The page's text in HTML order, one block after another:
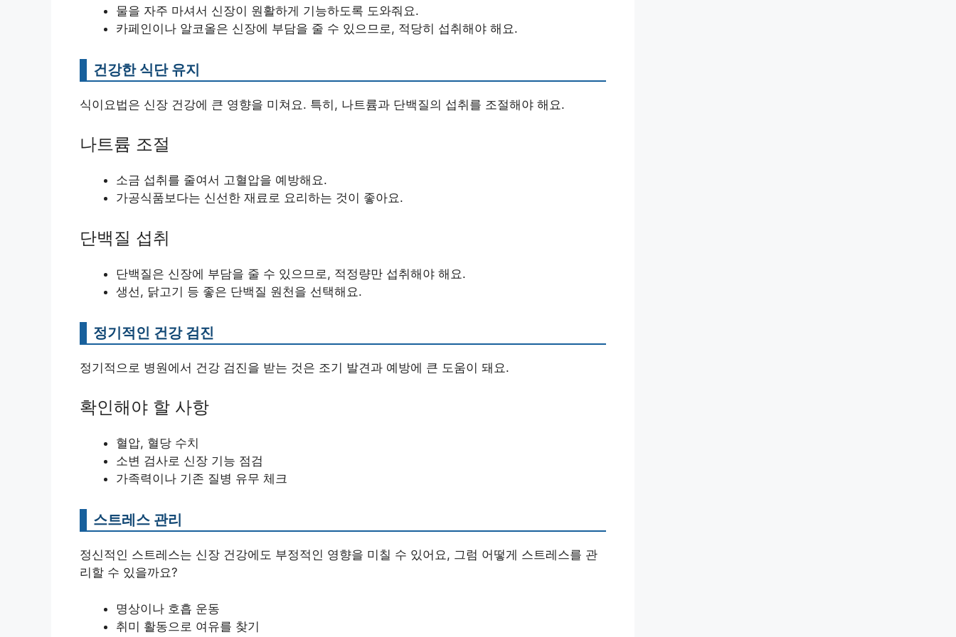
물을 자주 마셔서 신장이 원활하게 기능하도록 도와줘요.
카페인이나 알코올은 신장에 부담을 줄 수 있으므로, 적당히 섭취해야 해요.
건강한 식단 유지
식이요법은 신장 건강에 큰 영향을 미쳐요. 특히, 나트륨과 단백질의 섭취를 조절해야 해요.
나트륨 조절
소금 섭취를 줄여서 고혈압을 예방해요.
가공식품보다는 신선한 재료로 요리하는 것이 좋아요.
단백질 섭취
단백질은 신장에 부담을 줄 수 있으므로, 적정량만 섭취해야 해요.
생선, 닭고기 등 좋은 단백질 원천을 선택해요.
정기적인 건강 검진
정기적으로 병원에서 건강 검진을 받는 것은 조기 발견과 예방에 큰 도움이 돼요.
확인해야 할 사항
혈압, 혈당 수치
소변 검사로 신장 기능 점검
가족력이나 기존 질병 유무 체크
스트레스 관리
정신적인 스트레스는 신장 건강에도 부정적인 영향을 미칠 수 있어요, 그럼 어떻게 스트레스를 관
리할 수 있을까요?
명상이나 호흡 운동
취미 활동으로 여유를 찾기